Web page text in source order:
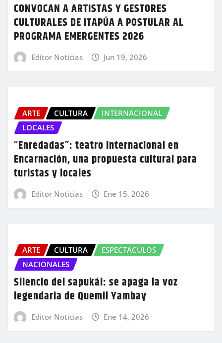
CONVOCAN A ARTISTAS Y GESTORES
CULTURALES DE ITAPÚA A POSTULAR AL
PROGRAMA EMERGENTES 2026
Editor Noticias Jun 19, 2026
ARTE CULTURA
INTERNACIONAL
LOCALES
“Enredadas”: teatro internacional en
Encarnación, una propuesta cultural para
turistas y locales
Editor Noticias Ene 15, 2026
ARTE CULTURA
ESPECTACULOS
NACIONALES
Silencio del sapukái: se apaga la voz
legendaria de Quemil Yambay
Editor Noticias Ene 14, 2026